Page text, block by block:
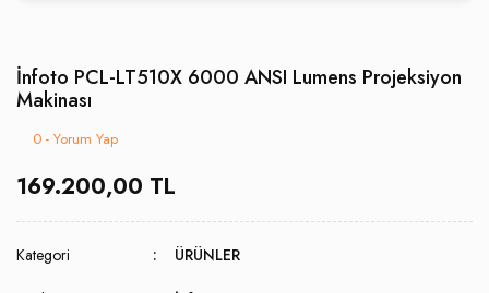
İnfoto PCL-LT510X 6000 ANSI Lumens Projeksiyon
Makinası
0 - Yorum Yap
169.200,00 TL
Kategori ÜRÜNLER